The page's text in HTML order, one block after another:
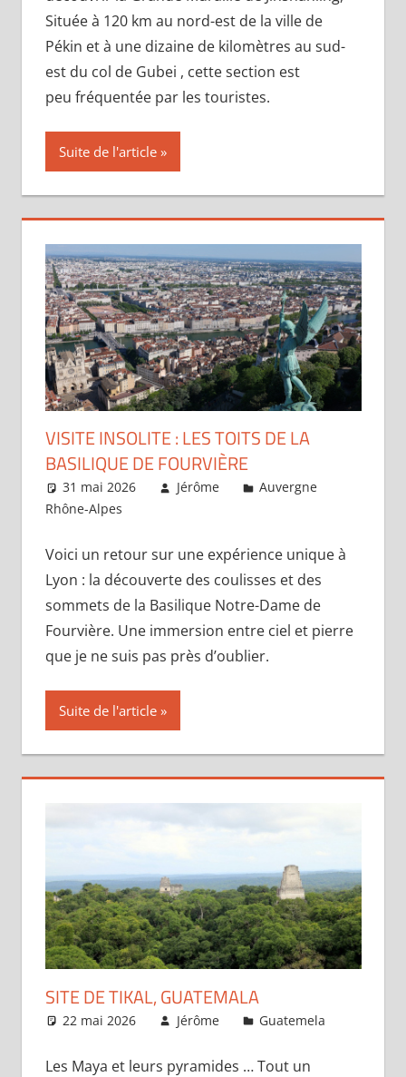
Située à 120 km au nord-est de la ville de
Pékin et à une dizaine de kilomètres au sud-
est du col de Gubei , cette section est
peu fréquentée par les touristes.
Suite de l'article
VISITE INSOLITE : LES TOITS DE LA
BASILIQUE DE FOURVIÈRE
31 mai 2026 Jérôme
Auvergne
Rhône-Alpes
Voici un retour sur une expérience unique à
Lyon : la découverte des coulisses et des
sommets de la Basilique Notre-Dame de
Fourvière. Une immersion entre ciel et pierre
que je ne suis pas près d’oublier.
Suite de l'article
SITE DE TIKAL, GUATEMALA
22 mai 2026 Jérôme Guatemela
Les Maya et leurs pyramides … Tout un